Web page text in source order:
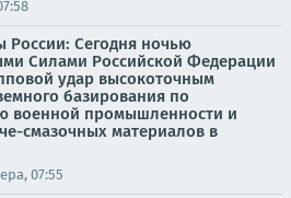
Сегодня ночью
Силами Российской Федерации
удар высокоточным
базирования по
военной промышленности и
смазочных материалов в
07:55